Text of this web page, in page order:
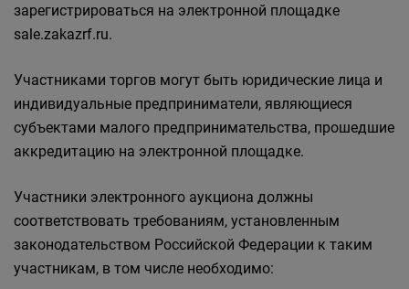
зарегистрироваться на электронной площадке
sale.zakazrf.ru.
Участниками торгов могут быть юридические лица и
индивидуальные предприниматели, являющиеся
субъектами малого предпринимательства, прошедшие
аккредитацию на электронной площадке.
Участники электронного аукциона должны
соответствовать требованиям, установленным
законодательством Российской Федерации к таким
участникам, в том числе необходимо: